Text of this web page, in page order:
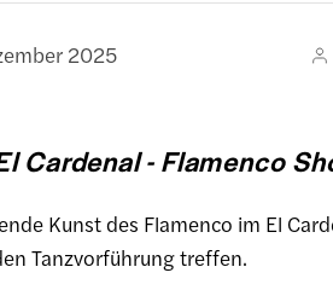
2025
Cardenal - Flamenco
Kunst des Flamenco im El
Tanzvorführung treffen.